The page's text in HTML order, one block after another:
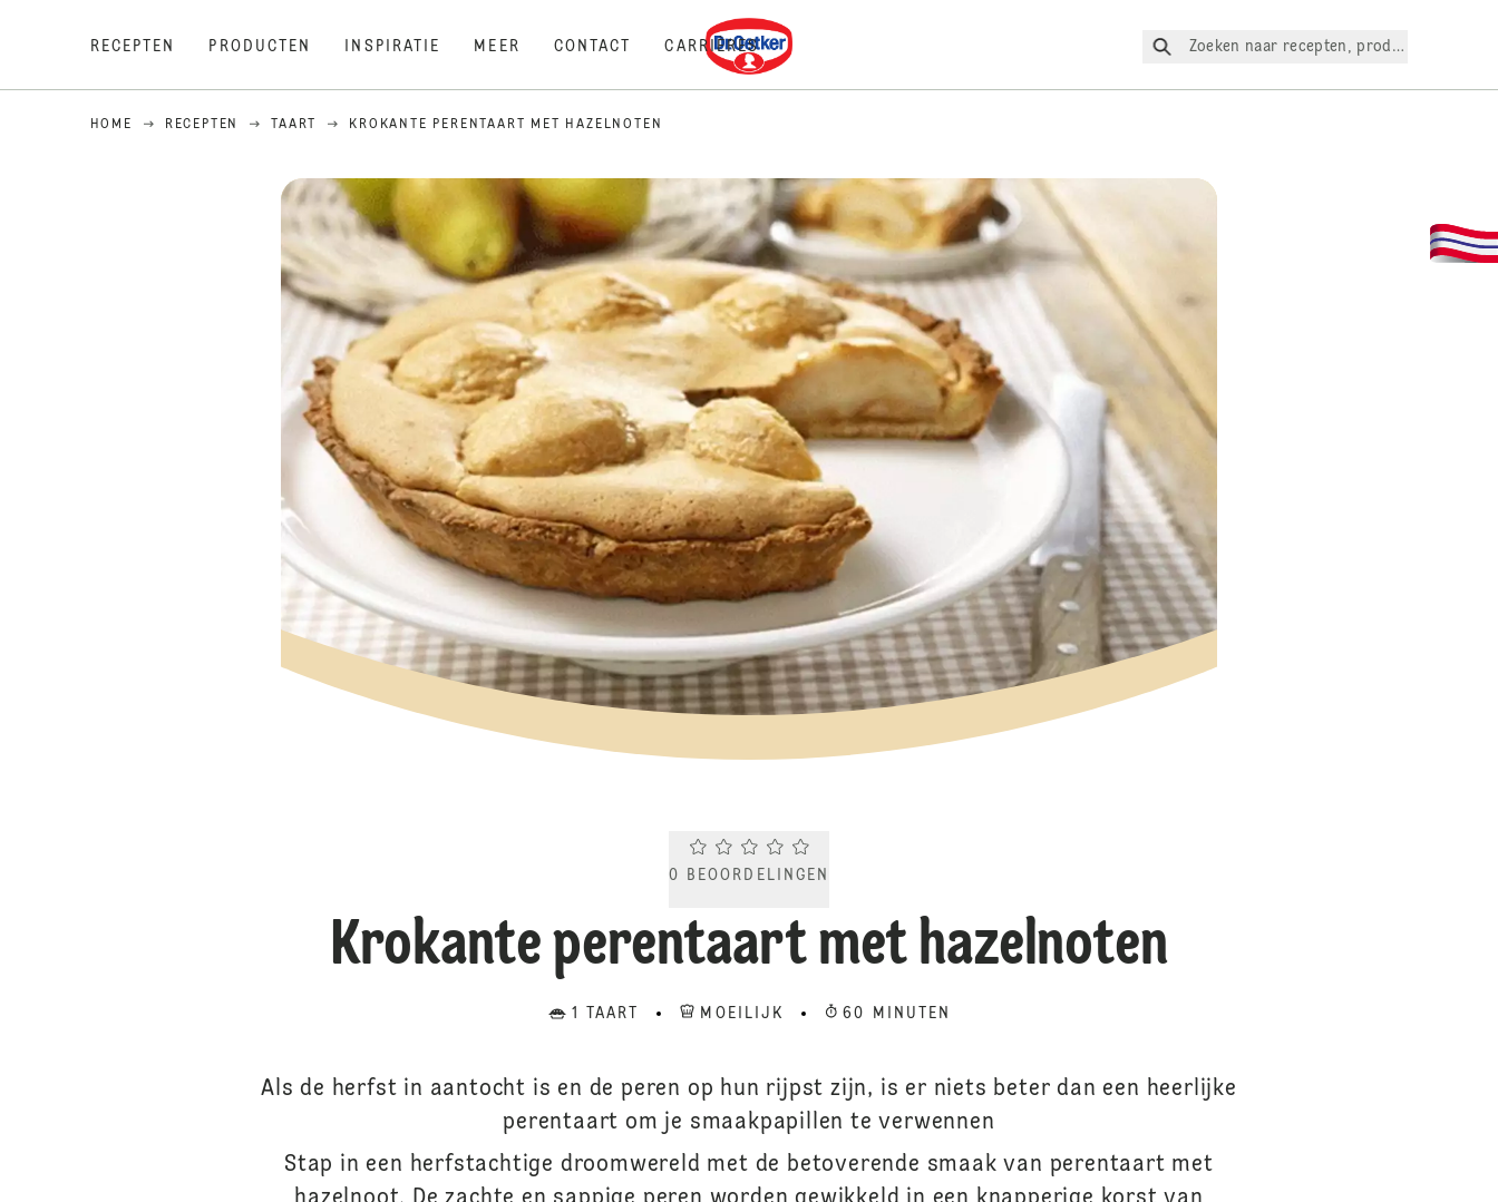
RECEPTEN PRODUCTEN INSPIRATIE MEER CONTACT CARRIÈRES
Dr. Oetker
Zoeken naar recepten, producten, enz.
HOME RECEPTEN TAART KROKANTE PERENTAART MET HAZELNOTEN
Current rating 0.0. Click to rate.
0 BEOORDELINGEN
Krokante perentaart met hazelnoten
1 TAART MOEILIJK 60 MINUTEN
Als de herfst in aantocht is en de peren op hun rijpst zijn, is er niets beter dan een heerlijke
perentaart om je smaakpapillen te verwennen
Stap in een herfstachtige droomwereld met de betoverende smaak van perentaart met